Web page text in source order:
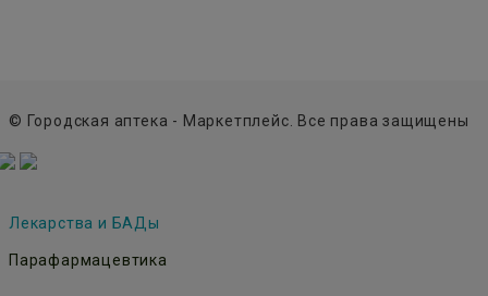
© Городская аптека - Маркетплейс. Все права защищены
Лекарства и БАДы
Парафармацевтика